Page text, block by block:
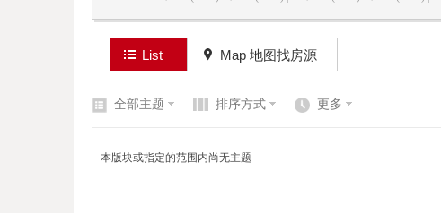
List Map 地图找房源
全部主题 排序方式 更多
本版块或指定的范围内尚无主题